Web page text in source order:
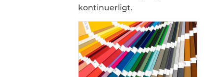
kontinuerligt.